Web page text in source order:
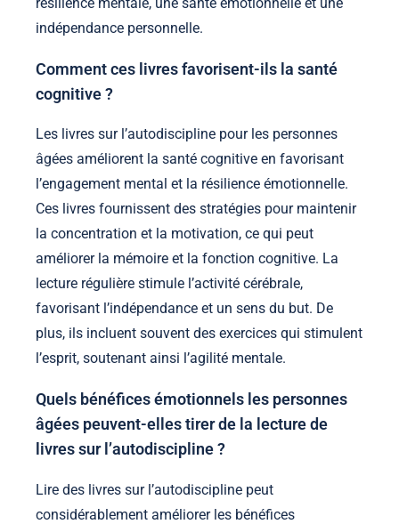
résilience mentale, une santé émotionnelle et une
indépendance personnelle.
Comment ces livres favorisent-ils la santé
cognitive ?
Les livres sur l’autodiscipline pour les personnes
âgées améliorent la santé cognitive en favorisant
l’engagement mental et la résilience émotionnelle.
Ces livres fournissent des stratégies pour maintenir
la concentration et la motivation, ce qui peut
améliorer la mémoire et la fonction cognitive. La
lecture régulière stimule l’activité cérébrale,
favorisant l’indépendance et un sens du but. De
plus, ils incluent souvent des exercices qui stimulent
l’esprit, soutenant ainsi l’agilité mentale.
Quels bénéfices émotionnels les personnes
âgées peuvent-elles tirer de la lecture de
livres sur l’autodiscipline ?
Lire des livres sur l’autodiscipline peut
considérablement améliorer les bénéfices